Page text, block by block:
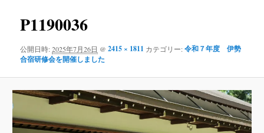
ン
テ
ン
へ
シ
ン
P1190036
公開日時:2025年7月26日 @2415 × 1811 カテゴリー:令和７年度 伊勢
合宿研修会を開催しました